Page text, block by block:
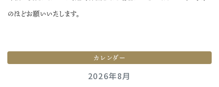
のほどお願いいたします。
カレンダー
2026年8月